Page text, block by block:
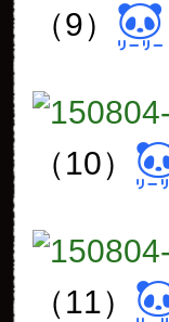
（9）
（10）
（11）